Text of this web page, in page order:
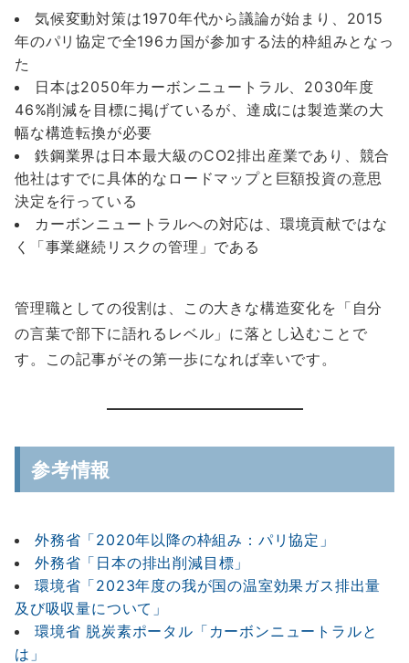
気候変動対策は1970年代から議論が始まり、2015
年のパリ協定で全196カ国が参加する法的枠組みとなっ
た
日本は2050年カーボンニュートラル、2030年度
46%削減を目標に掲げているが、達成には製造業の大
幅な構造転換が必要
鉄鋼業界は日本最大級のCO2排出産業であり、競合
他社はすでに具体的なロードマップと巨額投資の意思
決定を行っている
カーボンニュートラルへの対応は、環境貢献ではな
く「事業継続リスクの管理」である
管理職としての役割は、この大きな構造変化を「自分
の言葉で部下に語れるレベル」に落とし込むことで
す。この記事がその第一歩になれば幸いです。
参考情報
外務省「2020年以降の枠組み：パリ協定」
外務省「日本の排出削減目標」
環境省「2023年度の我が国の温室効果ガス排出量
及び吸収量について」
環境省 脱炭素ポータル「カーボンニュートラルと
は」